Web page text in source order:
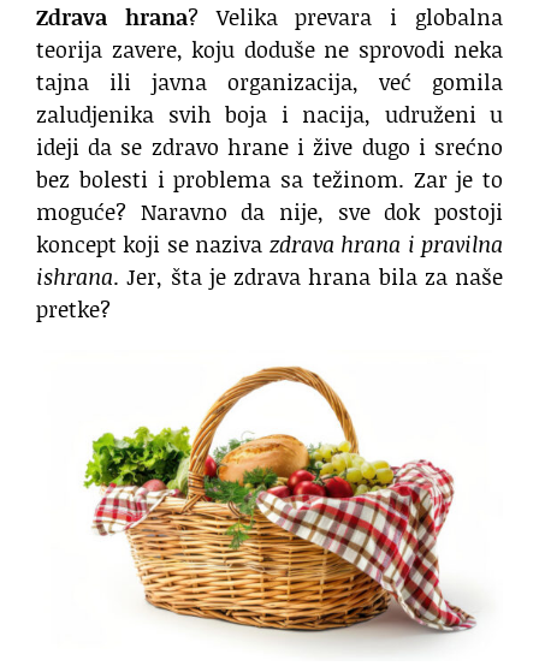
Zdrava hrana? Velika prevara i globalna
teorija zavere, koju doduše ne sprovodi neka
tajna ili javna organizacija, već gomila
zaludjenika svih boja i nacija, udruženi u
ideji da se zdravo hrane i žive dugo i srećno
bez bolesti i problema sa težinom. Zar je to
moguće? Naravno da nije, sve dok postoji
koncept koji se naziva zdrava hrana i pravilna
ishrana. Jer, šta je zdrava hrana bila za naše
pretke?